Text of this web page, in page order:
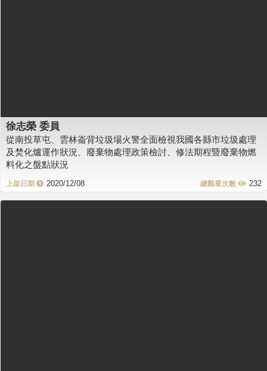
徐志榮 委員
從南投草屯、雲林崙背垃圾場火警全面檢視我國各縣市垃圾處理
及焚化爐運作狀況、廢棄物處理政策檢討、修法期程暨廢棄物燃
料化之盤點狀況
2020/12/08 232